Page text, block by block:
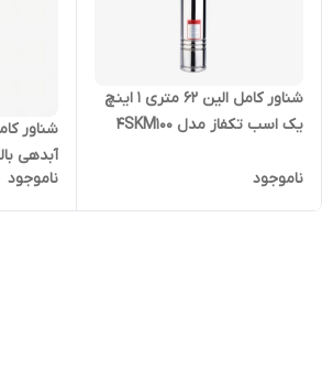
شناور کامل الین 62 متری 1 اینچ
یک اسب تکفاز مدل 4SKM100
ناموجود ناموجود